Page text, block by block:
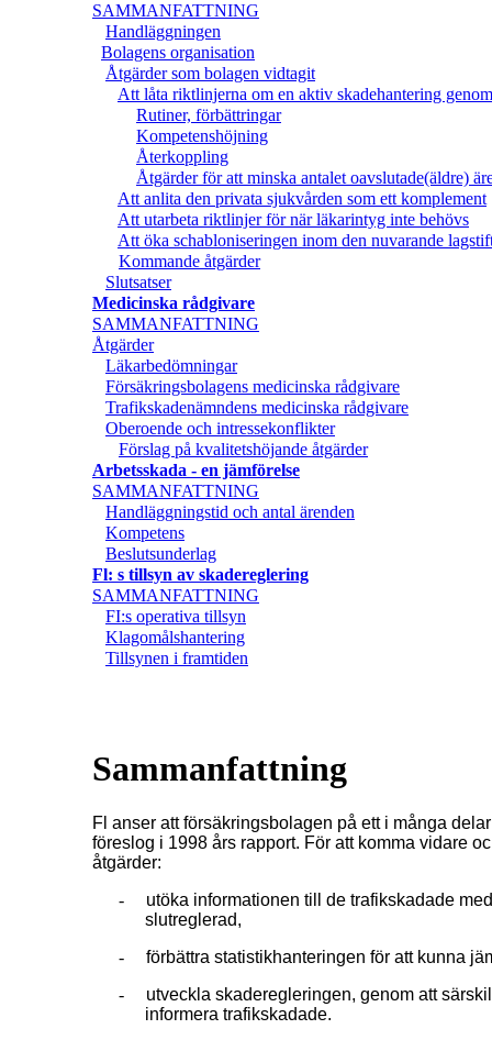
SAMMANFATTNING
Handläggningen
Bolagens organisation
Åtgärder som bolagen vidtagit
Att låta riktlinjerna om en aktiv skadehantering
Rutiner, förbättringar
Kompetenshöjning
Återkoppling
Åtgärder för att minska antalet oavslutade(äldre)
Att anlita den privata sjukvården som ett komplement
Att utarbeta riktlinjer för när läkarintyg inte behövs
Att öka schabloniseringen inom den nuvarande
Kommande åtgärder
Slutsatser
Medicinska rådgivare
SAMMANFATTNING
Åtgärder
Läkarbedömningar
Försäkringsbolagens medicinska rådgivare
Trafikskadenämndens medicinska rådgivare
Oberoende och intressekonflikter
Förslag på kvalitetshöjande åtgärder
Arbetsskada - en jämförelse
SAMMANFATTNING
Handläggningstid och antal ärenden
Kompetens
Beslutsunderlag
Fl: s tillsyn av skadereglering
SAMMANFATTNING
FI:s operativa tillsyn
Klagomålshantering
Tillsynen i framtiden
Sammanfattning
Fl anser att försäkringsbolagen på ett i många
föreslog i 1998 års rapport. För att komma vidare
åtgärder:
-
utöka informationen till de trafikskadade
slutreglerad,
-
förbättra statistikhanteringen för att kunna
-
utveckla skaderegleringen, genom att
informera trafikskadade.